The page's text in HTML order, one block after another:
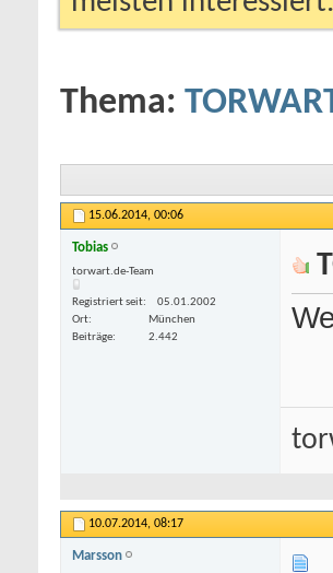
Thema:
15.06.2014, 00:06
Tobias
torwart.de-Team
freivideocategorie/4/teen/ kostenlose
Registriert seit
05.01.2002
Ort
München
Beiträge
2.442
10.07.2014, 08:17
Marsson